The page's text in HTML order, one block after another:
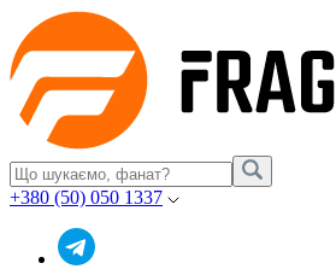
+380 (50) 050 1337